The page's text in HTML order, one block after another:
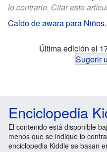
lo contrario. Citar este
Caldo de awara para Niños.
Última edición el
Sugerir
Enciclopedia
El contenido está disponible
menos que se indique lo
enciclopedia Kiddle se basan